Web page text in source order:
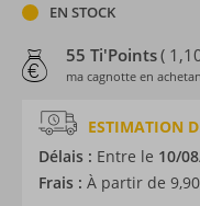
EN STOCK
55 Ti'Points(
ma cagnotte en
ESTIMATION
Délais : Entre le 10/
Frais : À partir de